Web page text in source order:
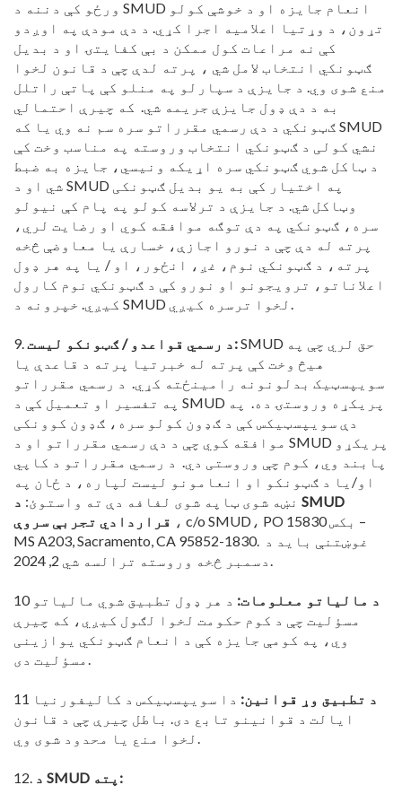
ورځو کې دننه د SMUD انعام جایزه او د خوشې کولو
تړون، د وړتیا اعلامیه اجرا کړي. د دې مودې په اوږدو
کې نه مراعات کول ممکن د بې کفایتۍ او د بدیل
ګټونکي انتخاب لامل شي ، پرته لدې چې د قانون لخوا
منع شوی وي. د جایزې د سپارلو په منلو کې پاتې راتلل
به د دې ډول جایزې جریمه شي. که چیرې احتمالي
ګټونکي د دې رسمي مقرراتو سره سم نه وي یا که SMUD
نشي کولی د ګټونکي انتخاب وروسته په مناسب وخت کې
د ټاکل شوي ګټونکي سره اړیکه ونیسي، جایزه به ضبط
شي او د SMUD په اختیار کې به یو بدیل ګټونکی
وټاکل شي. د جایزې د ترلاسه کولو په پام کې نیولو
سره، ګټونکي په دې توګه موافقه کوي او رضایت لري،
پرته له دې چې د نورو اجازې، خسارې یا معاوضې څخه
پرته، د ګټونکي نوم، غږ، انځور، او / یا په هر ډول
اعلاناتو، ترویجونو او نورو کې د ګټونکي نوم کارول
کیږي. خپرونه د SMUD لخوا ترسره کیږي.
9. د رسمي قواعدو / ګټونکو لیست:SMUD حق لري چې په
هیڅ وخت کې پرته له خبرتیا پرته د قاعدې یا
سویپسټیک بدلونونه رامینځته کړي. د رسمي مقرراتو
په تفسیر او تعمیل کې د SMUD پریکړه وروستۍ ده. په
دې سویپسټیکس کې د ګډون کولو سره، ګډون کوونکی
موافقه کوي چې د دې رسمي مقرراتو او د SMUD پریکړو
پابند وي، کوم چې وروستی دي. د رسمي مقرراتو د کاپي
او/یا د ګټونکو او انعامونو لیست لپاره، د ځان په
نښه شوی ټاپه شوی لفافه دې ته واستوئ: د SMUD
قراردادي تجربې سروې ، c/o SMUD، PO بکس 15830 –
MS A203, Sacramento, CA 95852-1830. غوښتنې باید د
دسمبر څخه وروسته ترالسه شي 2, 2024.
10 د مالیاتو معلومات: د هر ډول تطبیق شوي مالیاتو
مسؤلیت چې د کوم حکومت لخوا لګول کیږي، که چیرې
وي، په کومې جایزه کې د انعام ګټونکي یوازینی
مسؤلیت دی.
11 د تطبیق وړ قوانین: دا سویپسټیکس د کالیفورنیا
ایالت د قوانینو تابع دی. باطل چیرې چې د قانون
لخوا منع یا محدود شوی وي.
12.
د SMUD پته: